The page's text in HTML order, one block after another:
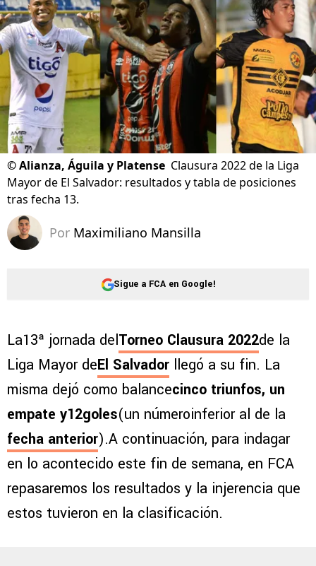
©Alianza, Águila y Platense Clausura 2022 de la Liga
Mayor de El Salvador: resultados y tabla de posiciones
tras fecha 13.
Por Maximiliano Mansilla
Sigue a FCA en Google!
La13ª jornada delTorneo Clausura 2022de la
Liga Mayor deEl Salvador llegó a su fin. La
misma dejó como balancecinco triunfos, un
empate y12goles(un númeroinferior al de la
fecha anterior).A continuación, para indagar
en lo acontecido este fin de semana, en FCA
repasaremos los resultados y la injerencia que
estos tuvieron en la clasificación.